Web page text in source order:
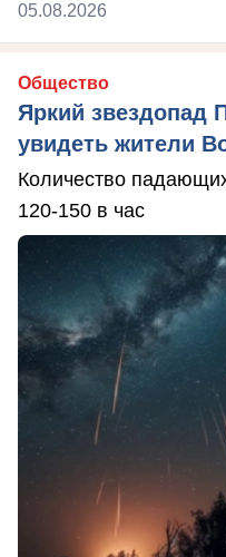
05.08.2026
Общество
Яркий звездопад
увидеть жители
Количество
120-150 в час